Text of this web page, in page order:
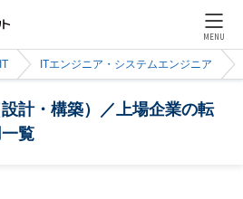
MENU
ITエンジニア・システムエンジニア
計・構築）／上場企業の転
覧